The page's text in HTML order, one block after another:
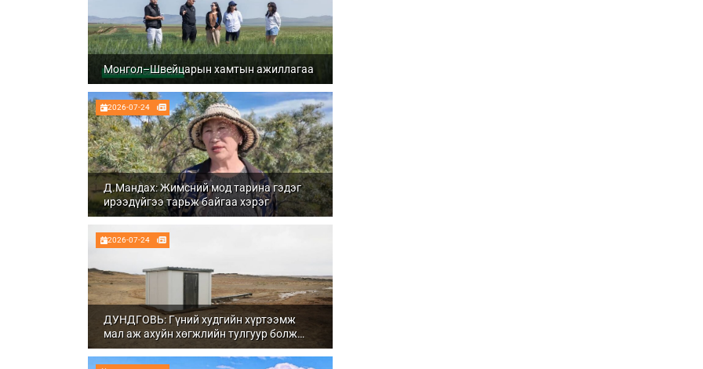
Монгол–Швейцарын хамтын ажиллагаа
2026-07-24
Д.Мандах: Жимсний мод тарина гэдэг
ирээдүйгээ тарьж байгаа хэрэг
2026-07-24
ДУНДГОВЬ: Гүний худгийн хүртээмж
мал аж ахуйн хөгжлийн тулгуур болж
байна